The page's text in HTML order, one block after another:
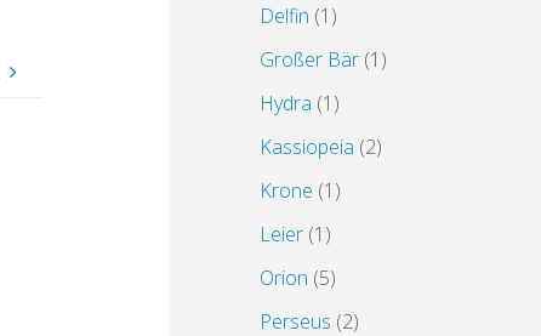
Delfin (1)
Großer Bär (1)
Hydra (1)
Kassiopeia (2)
Krone (1)
Leier (1)
Orion (5)
Perseus (2)